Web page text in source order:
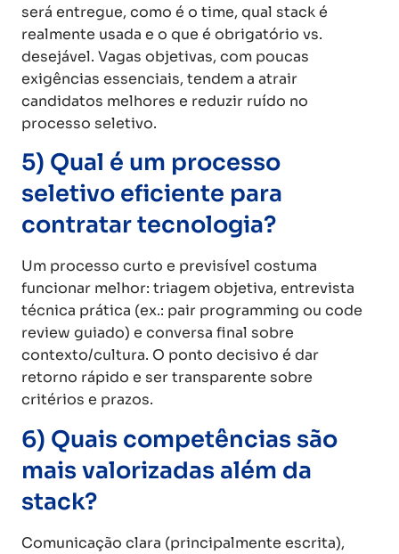
será entregue, como é o time, qual stack é
realmente usada e o que é obrigatório vs.
desejável. Vagas objetivas, com poucas
exigências essenciais, tendem a atrair
candidatos melhores e reduzir ruído no
processo seletivo.
5) Qual é um processo
seletivo eficiente para
contratar tecnologia?
Um processo curto e previsível costuma
funcionar melhor: triagem objetiva, entrevista
técnica prática (ex.: pair programming ou code
review guiado) e conversa final sobre
contexto/cultura. O ponto decisivo é dar
retorno rápido e ser transparente sobre
critérios e prazos.
6) Quais competências são
mais valorizadas além da
stack?
Comunicação clara (principalmente escrita),